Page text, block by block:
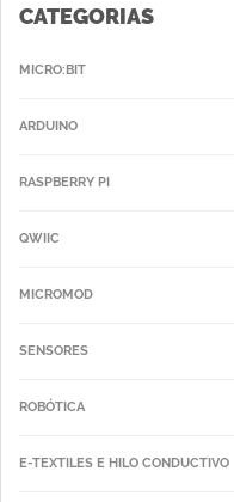
CATEGORIAS
MICRO:BIT
ARDUINO
RASPBERRY PI
QWIIC
MICROMOD
SENSORES
ROBÓTICA
E-TEXTILES E HILO CONDUCTIVO